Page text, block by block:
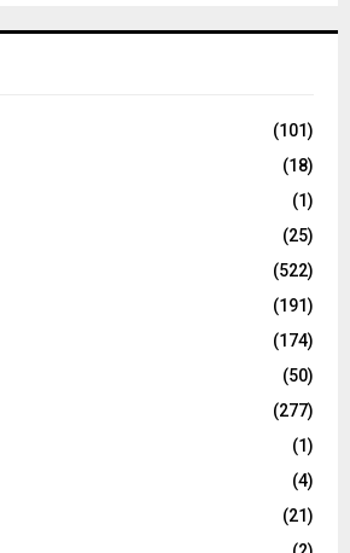
(101)
(18)
(1)
(25)
(522)
(191)
(174)
(50)
(277)
(1)
(4)
(21)